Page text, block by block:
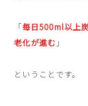
「毎日500ml以上
老化が進む 」
ということです。